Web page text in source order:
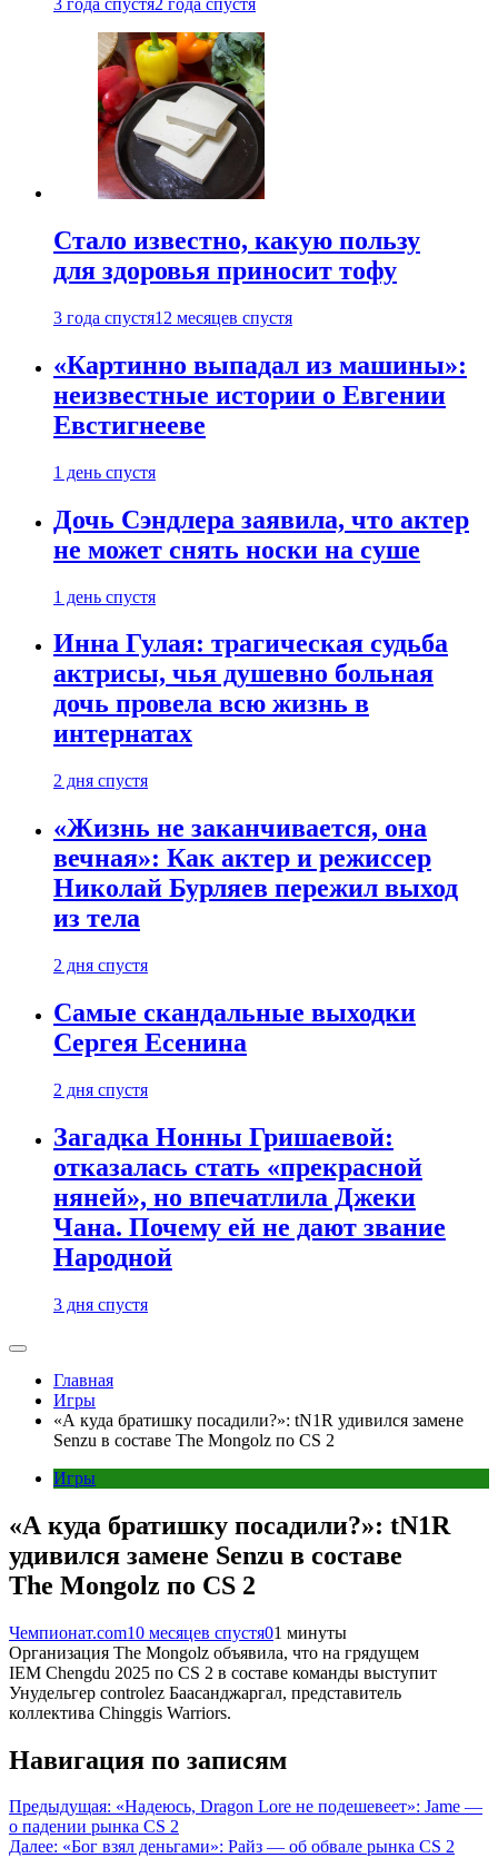
3 года спустя2 года спустя
Стало известно, какую пользу
для здоровья приносит тофу
3 года спустя12 месяцев спустя
«Картинно выпадал из машины»:
неизвестные истории о Евгении
Евстигнееве
1 день спустя
Дочь Сэндлера заявила, что актер
не может снять носки на суше
1 день спустя
Инна Гулая: трагическая судьба
актрисы, чья душевно больная
дочь провела всю жизнь в
интернатах
2 дня спустя
«Жизнь не заканчивается, она
вечная»: Как актер и режиссер
Николай Бурляев пережил выход
из тела
2 дня спустя
Самые скандальные выходки
Сергея Есенина
2 дня спустя
Загадка Нонны Гришаевой:
отказалась стать «прекрасной
няней», но впечатлила Джеки
Чана. Почему ей не дают звание
Народной
3 дня спустя
Главная
Игры
«А куда братишку посадили?»: tN1R удивился замене
Senzu в составе The Mongolz по CS 2
Игры
«А куда братишку посадили?»: tN1R
удивился замене Senzu в составе
The Mongolz по CS 2
Чемпионат.com10 месяцев спустя01 минуты
Организация The Mongolz объявила, что на грядущем
IEM Chengdu 2025 по CS 2 в составе команды выступит
Унудельгер controlez Баасанджаргал, представитель
коллектива Chinggis Warriors.
Навигация по записям
Предыдущая: «Надеюсь, Dragon Lore не подешевеет»: Jame —
о падении рынка CS 2
Далее: «Бог взял деньгами»: Райз — об обвале рынка CS 2